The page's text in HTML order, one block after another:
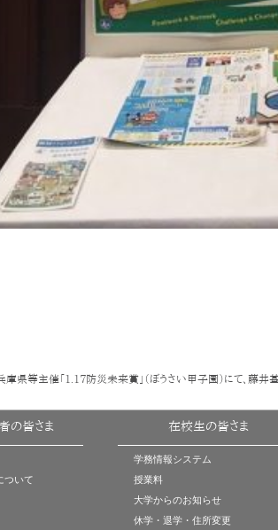
庫県等主催「1.17防災未来賞」（ぼうさい甲子園）にて、藤井
の皆さま
ついて
在校生の皆さま
学務情報システム
授業料
大学からのお知らせ
休学・退学・住所変更